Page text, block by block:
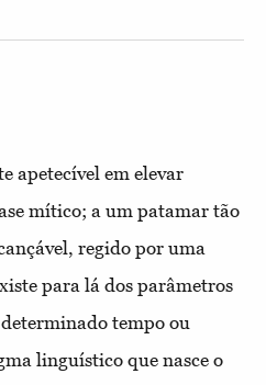
apetecível em elevar
mítico; a um patamar tão
regido por uma
para lá dos parâmetros
tempo ou
linguístico que nasce o